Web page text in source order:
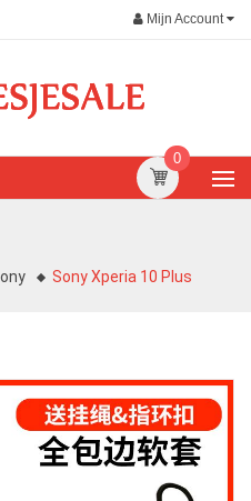
Mijn Account
0
Sony Xperia 10 Plus